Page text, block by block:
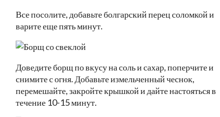
Все посолите, добавьте болгарский перец соломкой и
варите еще пять минут.
Доведите борщ по вкусу на соль и сахар, поперчите и
снимите с огня. Добавьте измельченный чеснок,
перемешайте, закройте крышкой и дайте настояться в
течение 10-15 минут.